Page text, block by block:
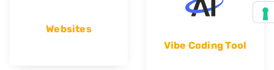
Websites
Vibe Coding Tool